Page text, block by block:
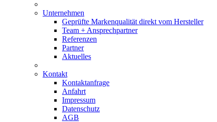
Unternehmen
Geprüfte Markenqualität direkt vom Hersteller
Team + Ansprechpartner
Referenzen
Partner
Aktuelles
Kontakt
Kontaktanfrage
Anfahrt
Impressum
Datenschutz
AGB